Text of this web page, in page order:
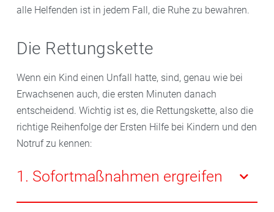
alle Helfenden ist in jedem Fall, die Ruhe zu bewahren.
Die Rettungskette
Wenn ein Kind einen Unfall hatte, sind, genau wie bei
Erwachsenen auch, die ersten Minuten danach
entscheidend. Wichtig ist es, die Rettungskette, also die
richtige Reihenfolge der Ersten Hilfe bei Kindern und den
Notruf zu kennen:
1. Sofortmaßnahmen ergreifen
Sichern Sie die Unfallstelle ab. Dabei sollten Sie Ihren